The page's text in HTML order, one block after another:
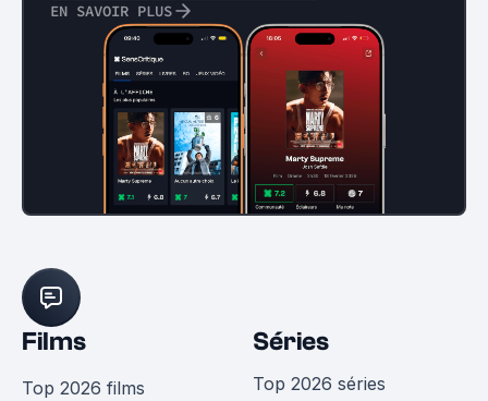
EN SAVOIR PLUS
Films
Top 2026 films
Séries
Top 2026 séries